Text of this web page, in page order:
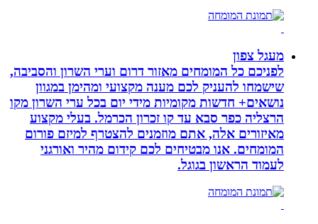
מעגל צפון
לפניכם כל המומחים מאזור דרום וערי השרון והסביבה,
שישמחו להעניק לכם מענה מקצועי ומהימן במגוון
נושאים+ חדשות מקומיות מידי יום בכל ערי השרון מקו
הרצליה כפר סבא עד קו זכרון הכרמל. בעלי מקצוע
מאיזורים אלה, אתם מוזמנים להצטרף למיזם פורום
המומחים. אנו מבטיחים לכם קידום מהיר ואורגני
לעמוד הראשון בגוגל.